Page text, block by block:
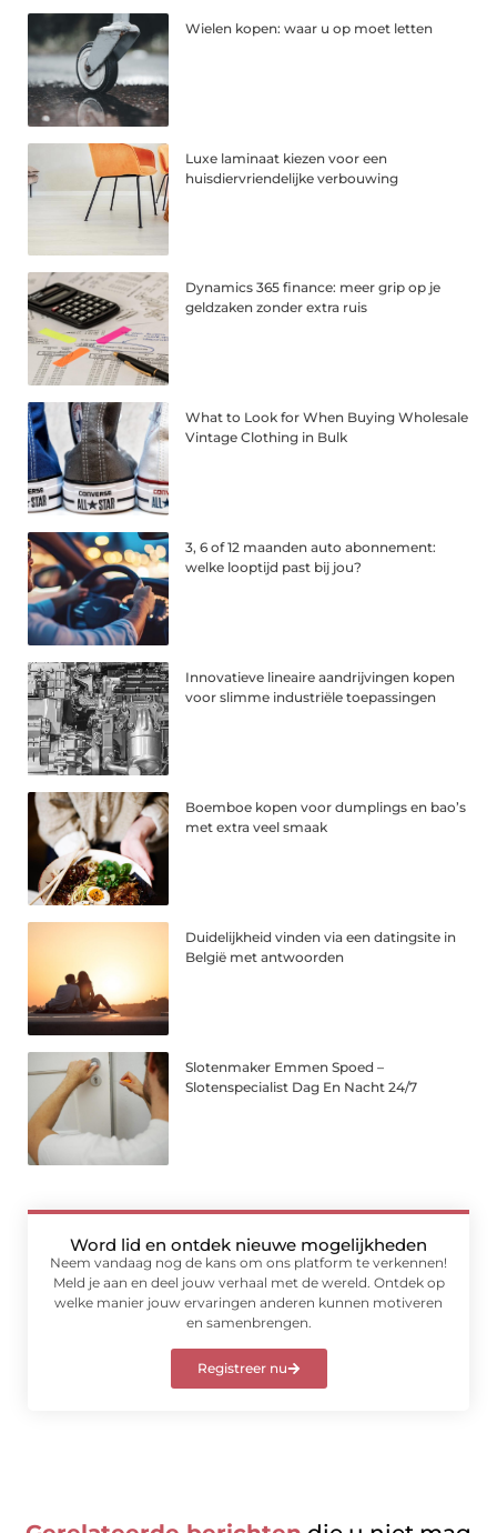
Wielen kopen: waar u op moet letten
Luxe laminaat kiezen voor een
huisdiervriendelijke verbouwing
Dynamics 365 finance: meer grip op je
geldzaken zonder extra ruis
What to Look for When Buying Wholesale
Vintage Clothing in Bulk
3, 6 of 12 maanden auto abonnement:
welke looptijd past bij jou?
Innovatieve lineaire aandrijvingen kopen
voor slimme industriële toepassingen
Boemboe kopen voor dumplings en bao’s
met extra veel smaak
Duidelijkheid vinden via een datingsite in
België met antwoorden
Slotenmaker Emmen Spoed –
Slotenspecialist Dag En Nacht 24/7
Word lid en ontdek nieuwe mogelijkheden
Neem vandaag nog de kans om ons platform te verkennen!
Meld je aan en deel jouw verhaal met de wereld. Ontdek op
welke manier jouw ervaringen anderen kunnen motiveren
en samenbrengen.
Registreer nu